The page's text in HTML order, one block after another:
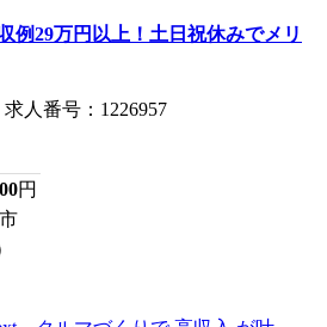
例29万円以上！土日祝休みでメリ
人番号：1226957
円